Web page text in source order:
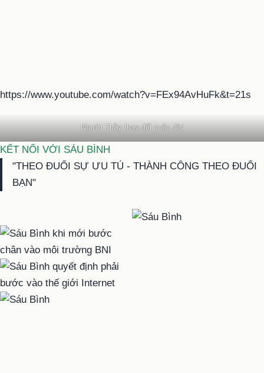
https://www.youtube.com/watch?v=FEx94AvHuFk&t=21s
Người Thầy thay đổi cuộc đời
KẾT NỐI VỚI SÁU BÌNH
"THEO ĐUỔI SỰ ƯU TÚ - THÀNH CÔNG THEO ĐUỔI
BẠN"